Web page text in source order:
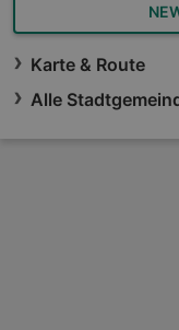
Karte & Route
Alle